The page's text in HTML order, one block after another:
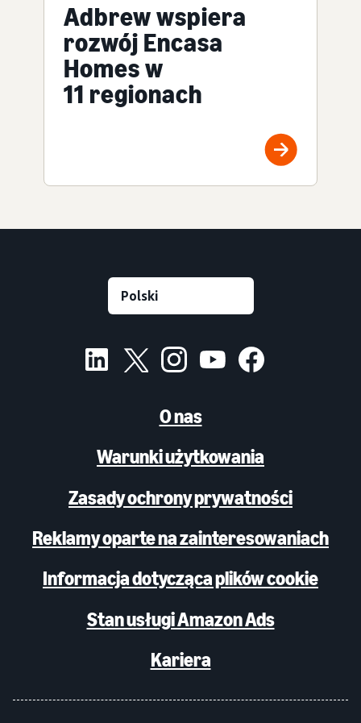
Adbrew wspiera
rozwój Encasa
Homes w
11 regionach
O nas
Warunki użytkowania
Zasady ochrony prywatności
Reklamy oparte na zainteresowaniach
Informacja dotycząca plików cookie
Stan usługi Amazon Ads
Kariera